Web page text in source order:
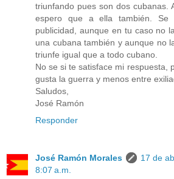
triunfando pues son dos cubanas.
espero que a ella también.
publicidad, aunque en tu caso no
una cubana también y aunque no
triunfe igual que a todo cubano.
No se si te satisface mi respuesta,
gusta la guerra y menos entre
Saludos,
José Ramón
Responder
José Ramón Morales
17 de
8:07 a.m.